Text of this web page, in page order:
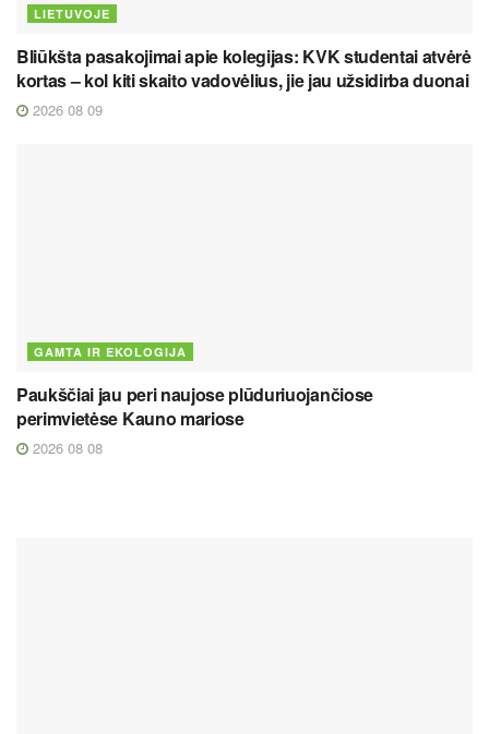
LIETUVOJE
Bliūkšta pasakojimai apie kolegijas: KVK studentai atvėrė
kortas – kol kiti skaito vadovėlius, jie jau užsidirba duonai
2026 08 09
GAMTA IR EKOLOGIJA
Paukščiai jau peri naujose plūduriuojančiose
perimvietėse Kauno mariose
2026 08 08